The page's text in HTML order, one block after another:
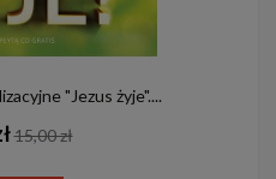
"Jezus żyje"....
15,00 zł